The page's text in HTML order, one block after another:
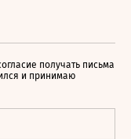
получать письма
и принимаю